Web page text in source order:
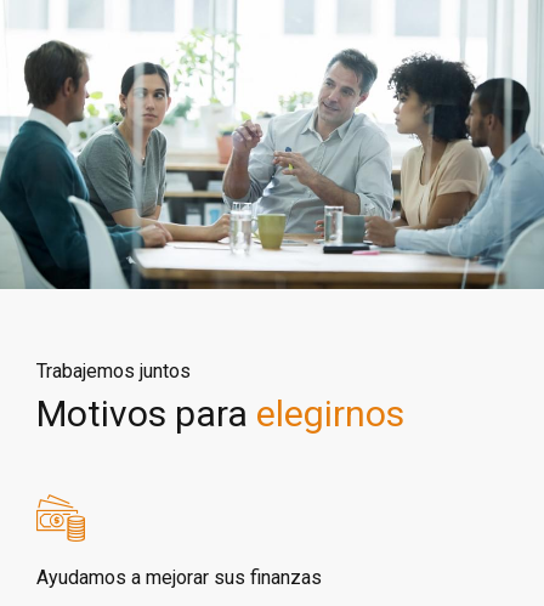
Trabajemos juntos
Motivos para elegirnos
Ayudamos a mejorar sus finanzas